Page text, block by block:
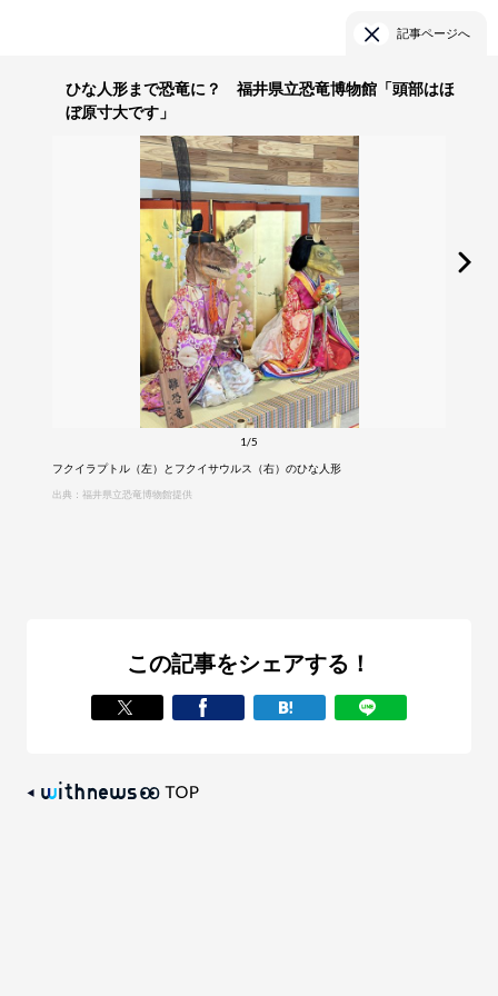
記事ページへ
ひな人形まで恐竜に？ 福井県立恐竜博物館「頭部はほ
ぼ原寸大です」
1/5
フクイラプトル（左）とフクイサウルス（右）のひな人形
出典：福井県立恐竜博物館提供
この記事をシェアする！